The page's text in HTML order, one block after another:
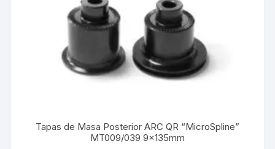
Tapas de Masa Posterior ARC QR “MicroSpline”
MT009/039 9×135mm